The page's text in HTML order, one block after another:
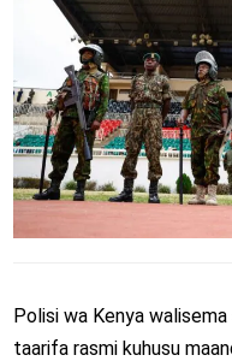
Polisi wa Kenya
taarifa rasmi kuhusu